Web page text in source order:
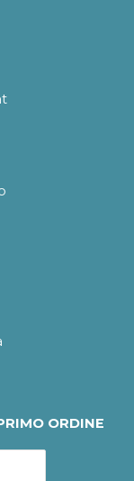
ORDINE